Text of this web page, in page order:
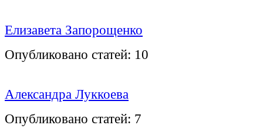
Елизавета Запорощенко
Опубликовано статей: 10
Александра Луккоева
Опубликовано статей: 7